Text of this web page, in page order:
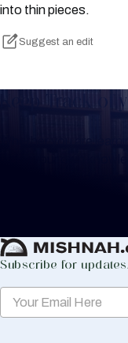
into thin pieces.
Suggest an edit
Keep Track of
Whether you are
or for your own
to help you keep
Subscribe for updates.